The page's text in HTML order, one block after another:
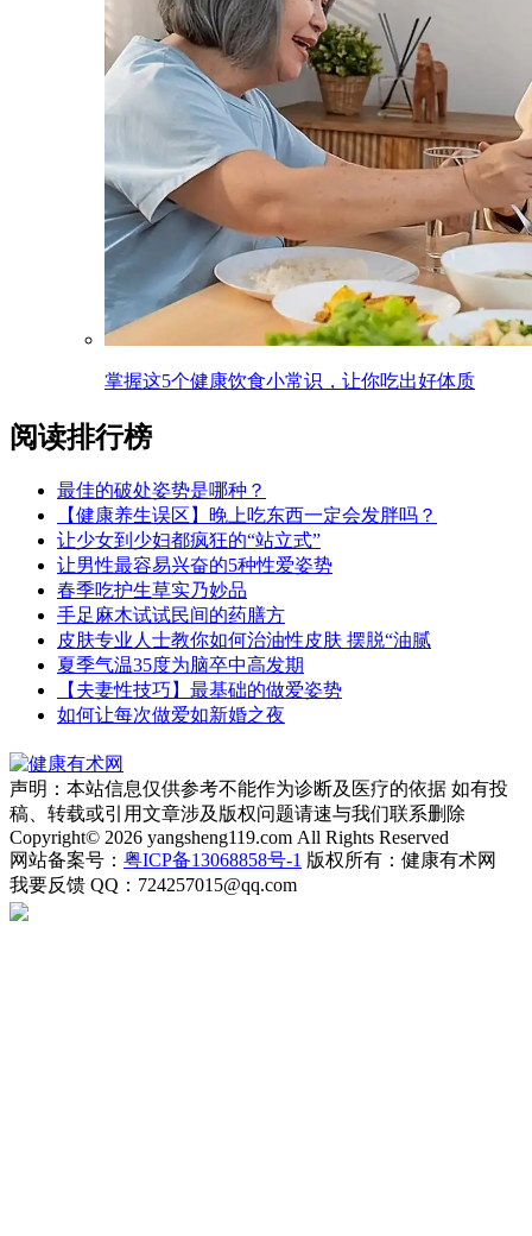
掌握这5个健康饮食小常识，让你吃出好体质
阅读排行榜
最佳的破处姿势是哪种？
【健康养生误区】晚上吃东西一定会发胖吗？
让少女到少妇都疯狂的“站立式”
让男性最容易兴奋的5种性爱姿势
春季吃护生草实乃妙品
手足麻木试试民间的药膳方
皮肤专业人士教你如何治油性皮肤 摆脱“油腻
夏季气温35度为脑卒中高发期
【夫妻性技巧】最基础的做爱姿势
如何让每次做爱如新婚之夜
声明：本站信息仅供参考不能作为诊断及医疗的依据 如有投
稿、转载或引用文章涉及版权问题请速与我们联系删除
Copyright© 2026 yangsheng119.com All Rights Reserved
网站备案号： 粤ICP备13068858号-1 版权所有：健康有术网
我要反馈 QQ：724257015@qq.com